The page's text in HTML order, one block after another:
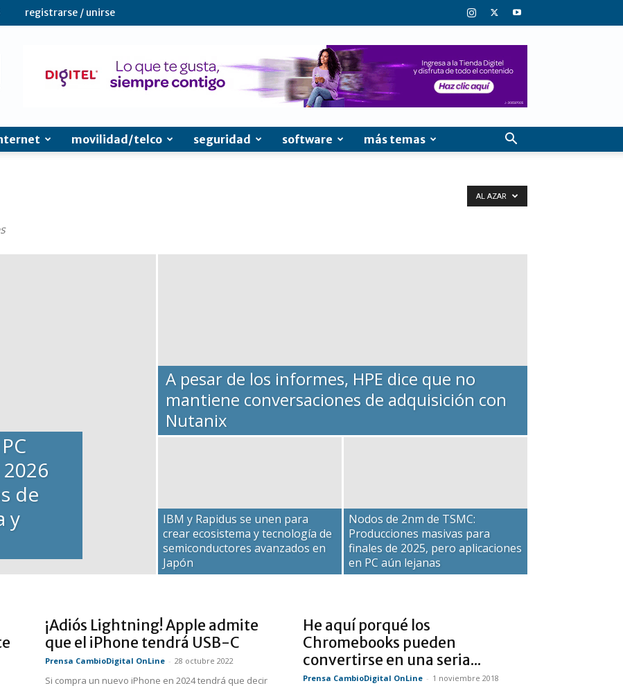
registrarse / unirse
movilidad/telco seguridad software más temas
AL AZAR
de
y
A pesar de los informes, HPE dice que no
mantiene conversaciones de adquisición con
Nutanix
IBM y Rapidus se unen para
crear ecosistema y tecnología de
semiconductores avanzados en
Japón
Nodos de 2nm de TSMC:
Producciones masivas para
finales de 2025, pero aplicaciones
en PC aún lejanas
¡Adiós Lightning! Apple admite
que el iPhone tendrá USB-C
Prensa CambioDigital OnLine - 28 octubre 2022
Si compra un nuevo iPhone en 2024 tendrá que decir
He aquí porqué los
Chromebooks pueden
convertirse en una seria...
Prensa CambioDigital OnLine - 1 noviembre 2018